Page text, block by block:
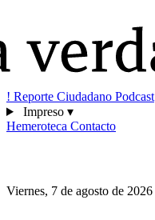
! Reporte Ciudadano Podcast
Impreso ▾
Hemeroteca Contacto
Viernes, 7 de agosto de 2026